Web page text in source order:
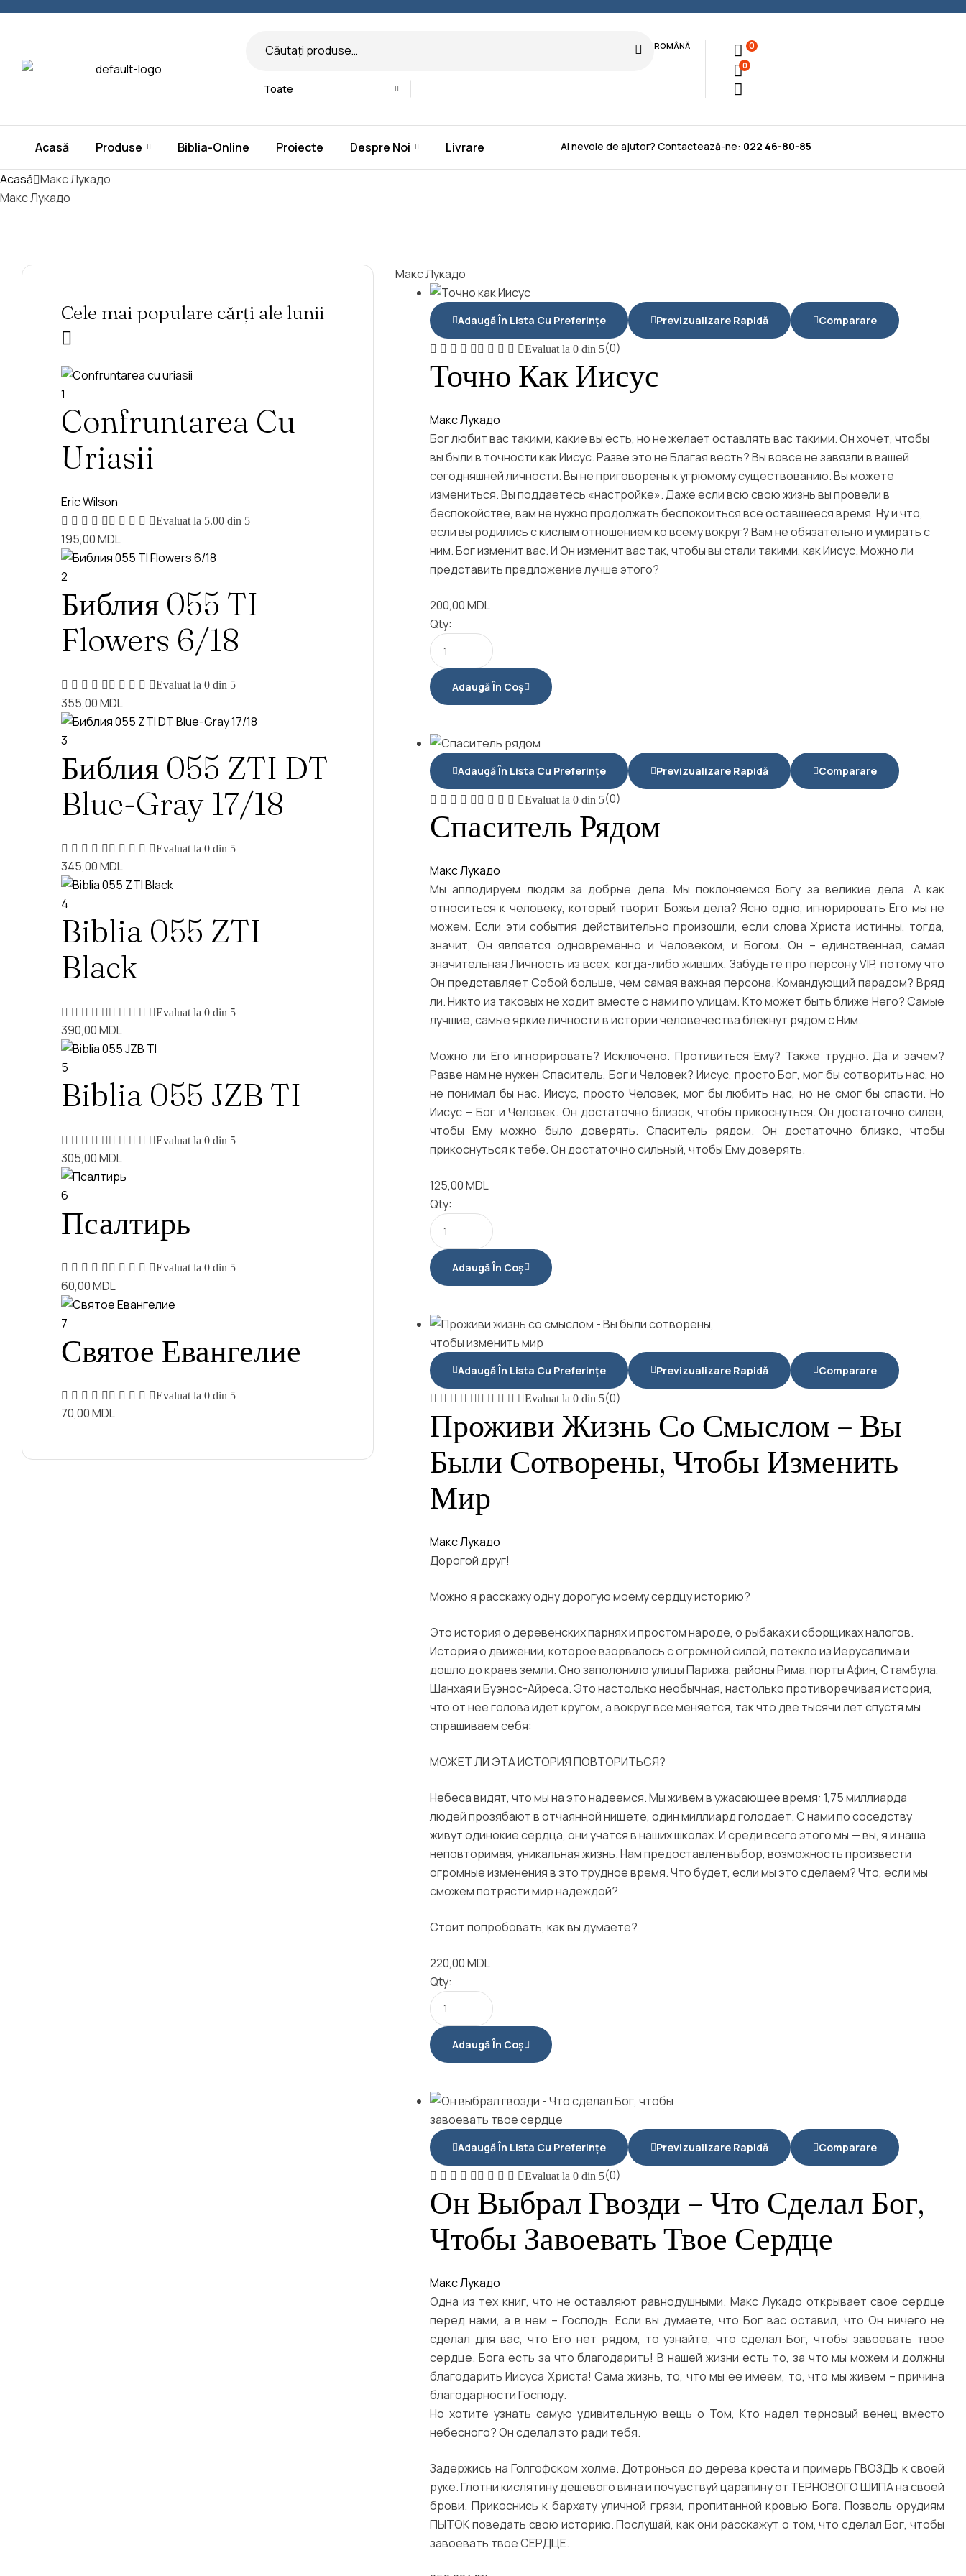
Toate
ROMÂNĂ
0
0
Acasă Produse Biblia-Online Proiecte Despre Noi Livrare Ai nevoie de ajutor? Contactează-ne: 022 46-80-85
Acasă Макс Лукадо
Макс Лукадо
Макс Лукадо
Adaugă În Lista Cu Preferințe Previzualizare Rapidă Comparare
Evaluat la 0 din 5(0)
Точно Как Иисус
Макс Лукадо
Бог любит вас такими, какие вы есть, но не желает оставлять вас такими. Он хочет, чтобы
вы были в точности как Иисус. Разве это не Благая весть? Вы вовсе не завязли в вашей
сегодняшней личности. Вы не приговорены к угрюмому существованию. Вы можете
измениться. Вы поддаетесь «настройке». Даже если всю свою жизнь вы провели в
беспокойстве, вам не нужно продолжать беспокоиться все оставшееся время. Ну и что,
если вы родились с кислым отношением ко всему вокруг? Вам не обязательно и умирать с
ним. Бог изменит вас. И Он изменит вас так, чтобы вы стали такими, как Иисус. Можно ли
представить предложение лучше этого?
200,00MDL
Qty:
Adaugă În Coș
Adaugă În Lista Cu Preferințe Previzualizare Rapidă Comparare
Evaluat la 0 din 5(0)
Спаситель Рядом
Макс Лукадо
Мы аплодируем людям за добрые дела. Мы поклоняемся Богу за великие дела. А как
относиться к человеку, который творит Божьи дела? Ясно одно, игнорировать Его мы не
можем. Если эти события действительно произошли, если слова Христа истинны, тогда,
значит, Он является одновременно и Человеком, и Богом. Он – единственная, самая
значительная Личность из всех, когда-либо живших. Забудьте про персону VIP, потому что
Он представляет Собой больше, чем самая важная персона. Командующий парадом? Вряд
ли. Никто из таковых не ходит вместе с нами по улицам. Кто может быть ближе Него? Самые
лучшие, самые яркие личности в истории человечества блекнут рядом с Ним.
Можно ли Его игнорировать? Исключено. Противиться Ему? Также трудно. Да и зачем?
Разве нам не нужен Спаситель, Бог и Человек? Иисус, просто Бог, мог бы сотворить нас, но
не понимал бы нас. Иисус, просто Человек, мог бы любить нас, но не смог бы спасти. Но
Иисус – Бог и Человек. Он достаточно близок, чтобы прикоснуться. Он достаточно силен,
чтобы Ему можно было доверять. Спаситель рядом. Он достаточно близко, чтобы
прикоснуться к тебе. Он достаточно сильный, чтобы Ему доверять.
125,00MDL
Qty:
Adaugă În Coș
Adaugă În Lista Cu Preferințe Previzualizare Rapidă Comparare
Evaluat la 0 din 5(0)
Проживи Жизнь Со Смыслом – Вы
Были Сотворены, Чтобы Изменить
Мир
Макс Лукадо
Дорогой друг!
Можно я расскажу одну дорогую моему сердцу историю?
Это история о деревенских парнях и простом народе, о рыбаках и сборщиках налогов.
История о движении, которое взорвалось с огромной силой, потекло из Иерусалима и
дошло до краев земли. Оно заполонило улицы Парижа, районы Рима, порты Афин, Стамбула,
Шанхая и Буэнос-Айреса. Это настолько необычная, настолько противоречивая история,
что от нее голова идет кругом, а вокруг все меняется, так что две тысячи лет спустя мы
спрашиваем себя:
МОЖЕТ ЛИ ЭТА ИСТОРИЯ ПОВТОРИТЬСЯ?
Небеса видят, что мы на это надеемся. Мы живем в ужасающее время: 1,75 миллиарда
людей прозябают в отчаянной нищете, один миллиард голодает. С нами по соседству
живут одинокие сердца, они учатся в наших школах. И среди всего этого мы — вы, я и наша
неповторимая, уникальная жизнь. Нам предоставлен выбор, возможность произвести
огромные изменения в это трудное время. Что будет, если мы это сделаем? Что, если мы
сможем потрясти мир надеждой?
Стоит попробовать, как вы думаете?
220,00MDL
Qty:
Adaugă În Coș
Adaugă În Lista Cu Preferințe Previzualizare Rapidă Comparare
Evaluat la 0 din 5(0)
Он Выбрал Гвозди – Что Сделал Бог,
Чтобы Завоевать Твое Сердце
Макс Лукадо
Одна из тех книг, что не оставляют равнодушными. Макс Лукадо открывает свое сердце
перед нами, а в нем – Господь. Если вы думаете, что Бог вас оставил, что Он ничего не
сделал для вас, что Его нет рядом, то узнайте, что сделал Бог, чтобы завоевать твое
сердце. Бога есть за что благодарить! В нашей жизни есть то, за что мы можем и должны
благодарить Иисуса Христа! Сама жизнь, то, что мы ее имеем, то, что мы живем – причина
благодарности Господу.
Но хотите узнать самую удивительную вещь о Том, Кто надел терновый венец вместо
небесного? Он сделал это ради тебя.
Задержись на Голгофском холме. Дотронься до дерева креста и примерь ГВОЗДЬ к своей
руке. Глотни кислятину дешевого вина и почувствуй царапину от ТЕРНОВОГО ШИПА на своей
брови. Прикоснись к бархату уличной грязи, пропитанной кровью Бога. Позволь орудиям
ПЫТОК поведать свою историю. Послушай, как они расскажут о том, что сделал Бог, чтобы
завоевать твое СЕРДЦЕ.
Cele mai populare cărți ale lunii
1
Confruntarea Cu
Uriasii
Eric Wilson
Evaluat la 5.00 din 5
195,00MDL
2
Библия 055 TI
Flowers 6/18
Evaluat la 0 din 5
355,00MDL
3
Библия 055 ZTI DT
Blue-Gray 17/18
Evaluat la 0 din 5
345,00MDL
4
Biblia 055 ZTI
Black
Evaluat la 0 din 5
390,00MDL
5
Biblia 055 JZB TI
Evaluat la 0 din 5
305,00MDL
6
Псалтирь
Evaluat la 0 din 5
60,00MDL
7
Святое Евангелие
Evaluat la 0 din 5
70,00MDL